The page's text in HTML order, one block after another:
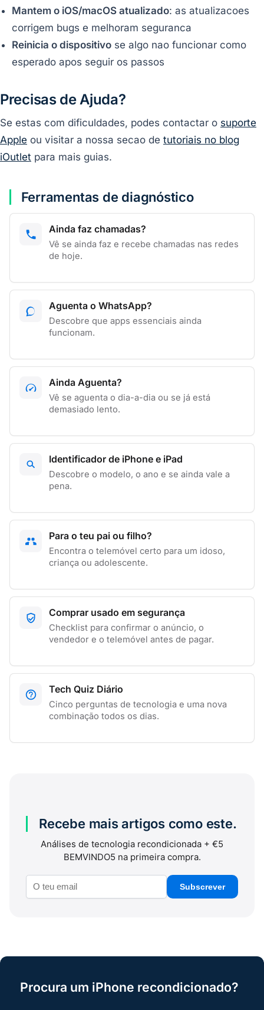
Mantem o iOS/macOS atualizado: as atualizacoes
corrigem bugs e melhoram seguranca
Reinicia o dispositivo se algo nao funcionar como
esperado apos seguir os passos
Precisas de Ajuda?
Se estas com dificuldades, podes contactar o suporte
Apple ou visitar a nossa secao de tutoriais no blog
iOutlet para mais guias.
Ferramentas de diagnóstico
Ainda faz chamadas?
Vê se ainda faz e recebe chamadas nas redes
de hoje.
Aguenta o WhatsApp?
Descobre que apps essenciais ainda
funcionam.
Ainda Aguenta?
Vê se aguenta o dia-a-dia ou se já está
demasiado lento.
Identificador de iPhone e iPad
Descobre o modelo, o ano e se ainda vale a
pena.
Para o teu pai ou filho?
Encontra o telemóvel certo para um idoso,
criança ou adolescente.
Comprar usado em segurança
Checklist para confirmar o anúncio, o
vendedor e o telemóvel antes de pagar.
Tech Quiz Diário
Cinco perguntas de tecnologia e uma nova
combinação todos os dias.
Recebe mais artigos como este.
Análises de tecnologia recondicionada + €5
BEMVINDO5 na primeira compra.
Subscrever
Procura um iPhone recondicionado?